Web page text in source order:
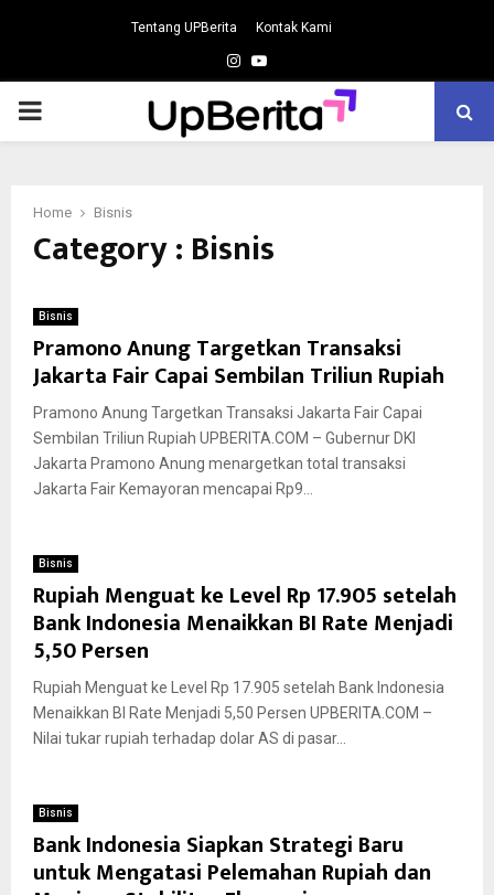
Tentang UPBerita Kontak Kami
Instagram
Youtube
PRIMARY
Home Bisnis
Category : Bisnis
Bisnis
Pramono Anung Targetkan Transaksi
Jakarta Fair Capai Sembilan Triliun Rupiah
Pramono Anung Targetkan Transaksi Jakarta Fair Capai
Sembilan Triliun Rupiah UPBERITA.COM – Gubernur DKI
Jakarta Pramono Anung menargetkan total transaksi
Jakarta Fair Kemayoran mencapai Rp9...
Bisnis
Rupiah Menguat ke Level Rp 17.905 setelah
Bank Indonesia Menaikkan BI Rate Menjadi
5,50 Persen
Rupiah Menguat ke Level Rp 17.905 setelah Bank Indonesia
Menaikkan BI Rate Menjadi 5,50 Persen UPBERITA.COM –
Nilai tukar rupiah terhadap dolar AS di pasar...
Bisnis
Bank Indonesia Siapkan Strategi Baru
untuk Mengatasi Pelemahan Rupiah dan